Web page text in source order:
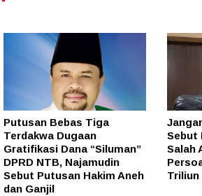
Putusan Bebas Tiga
Terdakwa Dugaan
Gratifikasi Dana “Siluman”
DPRD NTB, Najamudin
Sebut Putusan Hakim Aneh
dan Ganjil
Sebut
Salah
Triliun